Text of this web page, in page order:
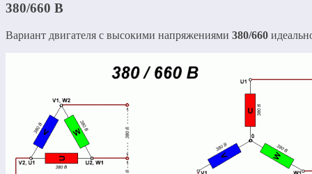
380/660 В
Вариант двигателя с высокими напряжениями 380/660